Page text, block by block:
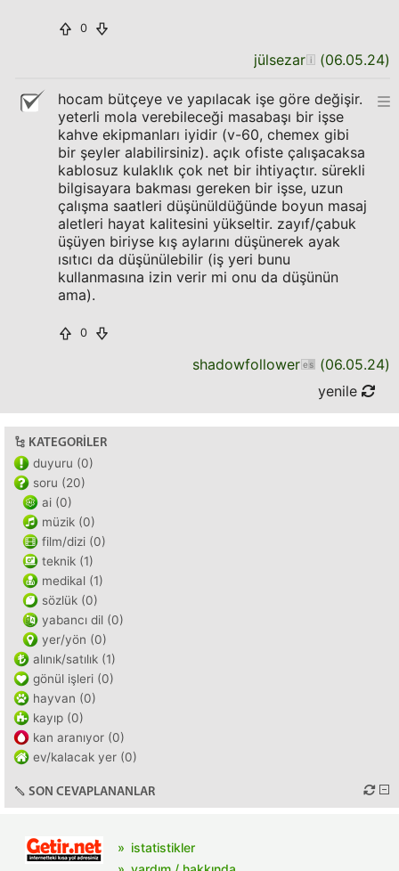
0
jülsezar (06.05.24)
hocam bütçeye ve yapılacak işe göre değişir.
yeterli mola verebileceği masabaşı bir işse
kahve ekipmanları iyidir (v-60, chemex gibi
bir şeyler alabilirsiniz). açık ofiste çalışacaksa
kablosuz kulaklık çok net bir ihtiyaçtır. sürekli
bilgisayara bakması gereken bir işse, uzun
çalışma saatleri düşünüldüğünde boyun masaj
aletleri hayat kalitesini yükseltir. zayıf/çabuk
üşüyen biriyse kış aylarını düşünerek ayak
ısıtıcı da düşünülebilir (iş yeri bunu
kullanmasına izin verir mi onu da düşünün
ama).
0
shadowfollower (06.05.24)
yenile
KATEGORILER
duyuru (0)
soru (20)
ai (0)
müzik (0)
film/dizi (0)
teknik (1)
medikal (1)
sözlük (0)
yabancı dil (0)
yer/yön (0)
alınık/satılık (1)
gönül işleri (0)
hayvan (0)
kayıp (0)
kan aranıyor (0)
ev/kalacak yer (0)
SON CEVAPLANANLAR
istatistikler